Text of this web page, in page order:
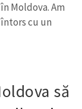
Moldova. Am
cu un
să